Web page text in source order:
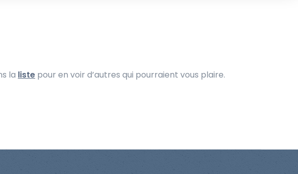
la liste pour en voir d’autres qui pourraient vous plaire.